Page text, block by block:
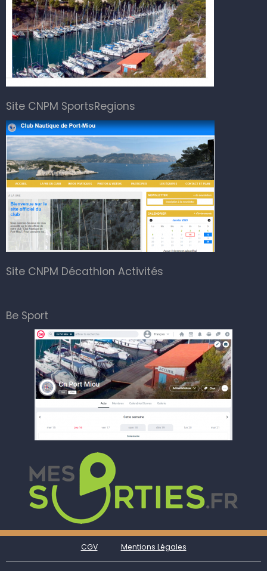
Site CNPM SportsRegions
Site CNPM Décathlon Activités
Be Sport
CGV Mentions Légales